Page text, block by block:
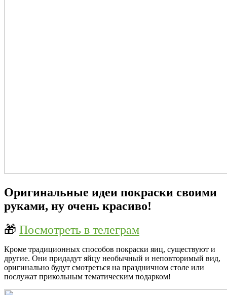
Оригинальные идеи покраски своими
руками, ну очень красиво!
🎁 Посмотреть в телеграм
Кроме традиционных способов покраски яиц, существуют и
другие. Они придадут яйцу необычный и неповторимый вид,
оригинально будут смотреться на праздничном столе или
послужат прикольным тематическим подарком!